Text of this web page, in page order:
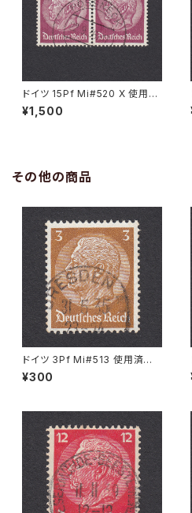
ドイツ 15Pf Mi#520 X 使用済
み切手｜PÖSSNECK 22.9.19
36
¥1,500
その他の商品
ドイツ 3Pf Mi#513 使用済み
切手｜DRESDEN 31.5.1935
¥300